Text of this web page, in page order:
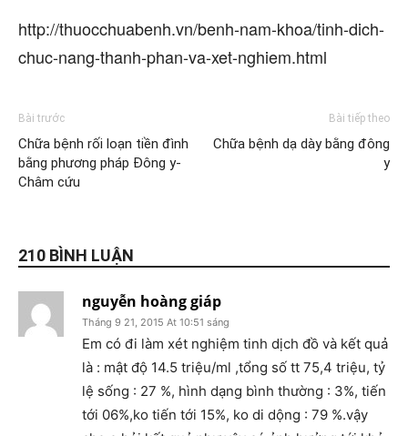
http://thuocchuabenh.vn/benh-nam-khoa/tinh-dich-
chuc-nang-thanh-phan-va-xet-nghiem.html
Bài trước
Chữa bệnh rối loạn tiền đình
bằng phương pháp Đông y-
Châm cứu
Bài tiếp theo
Chữa bệnh dạ dày bằng đông
y
210 BÌNH LUẬN
nguyễn hoàng giáp
Tháng 9 21, 2015 At 10:51 sáng
Em có đi làm xét nghiệm tinh dịch đồ và kết quả
là : mật độ 14.5 triệu/ml ,tổng số tt 75,4 triệu, tỷ
lệ sống : 27 %, hình dạng bình thường : 3%, tiến
tới 06%,ko tiến tới 15%, ko di dộng : 79 %.vậy